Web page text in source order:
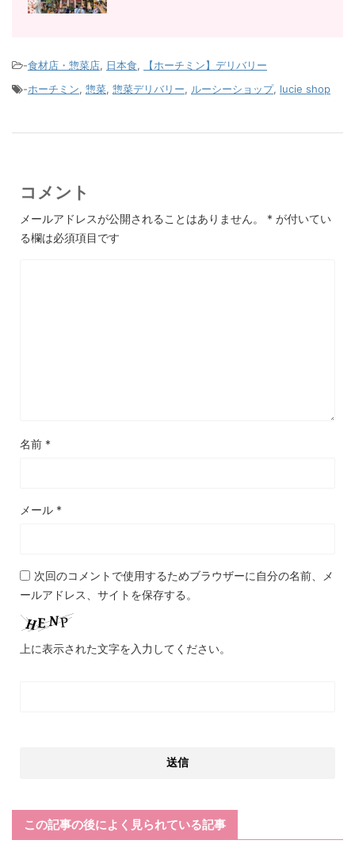
-食材店・惣菜店, 日本食,
【ホーチミン】デリバリー
-ホーチミン, 惣菜, 惣菜デリバリー, ルーシーショップ, lucie shop
コメント
メールアドレスが公開されることはありません。 * が付いてい
る欄は必須項目です
名前 *
メール *
次回のコメントで使用するためブラウザーに自分の名前、メ
ールアドレス、サイトを保存する。
上に表示された文字を入力してください。
この記事の後によく見られている記事